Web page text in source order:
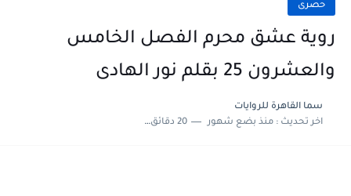
حصرى
روية عشق محرم الفصل الخامس
والعشرون 25 بقلم نور الهادى
سما القاهرة للروايات
اخر تحديث :منذ بضع شهور 20 دقائق للقراءة